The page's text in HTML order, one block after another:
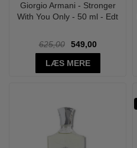
Giorgio Armani - Stronger
With You Only - 50 ml - Edt
625,00
549,00
LÆS MERE